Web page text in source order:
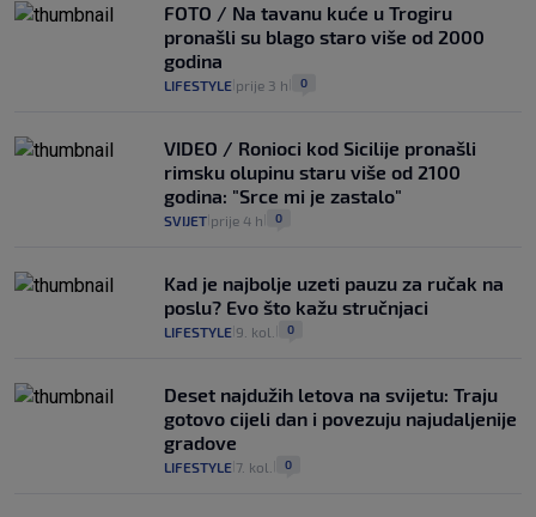
FOTO / Na tavanu kuće u Trogiru
pronašli su blago staro više od 2000
godina
LIFESTYLE prije 3 h 0
VIDEO / Ronioci kod Sicilije pronašli
rimsku olupinu staru više od 2100
godina: "Srce mi je zastalo"
SVIJET prije 4 h 0
Kad je najbolje uzeti pauzu za ručak na
poslu? Evo što kažu stručnjaci
LIFESTYLE 9. kol. 0
Deset najdužih letova na svijetu: Traju
gotovo cijeli dan i povezuju najudaljenije
gradove
LIFESTYLE 7. kol. 0